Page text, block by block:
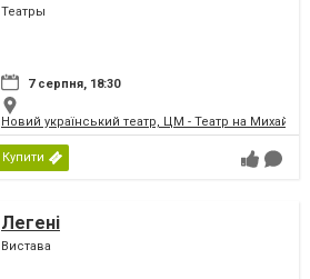
Театры
7 серпня, 18:30
Новий український театр, ЦМ - Театр на
Купити
Легені
Вистава